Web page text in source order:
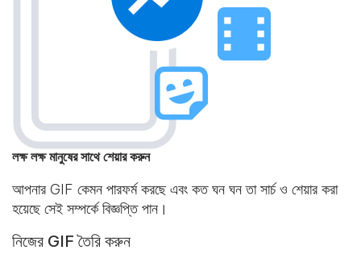
লক্ষ লক্ষ মানুষের সাথে শেয়ার করুন
আপনার GIF কেমন পারফর্ম করছে এবং কত ঘন ঘন তা সার্চ ও শেয়ার করা
হয়েছে সেই সম্পর্কে বিজ্ঞপ্তি পান।
নিজের GIF তৈরি করুন